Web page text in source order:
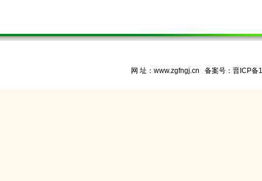
网 址：www.zgfngj.cn 备案号： 晋ICP备